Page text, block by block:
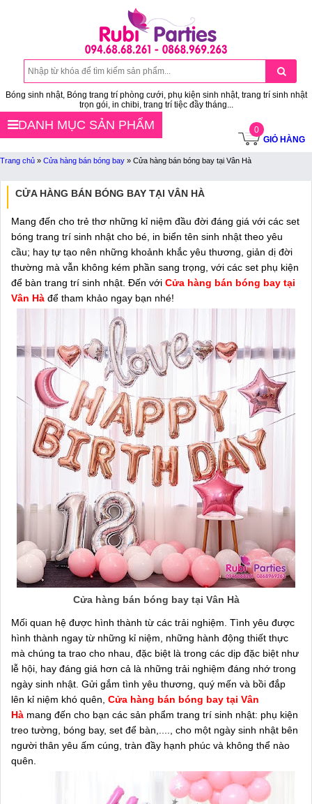
Bóng sinh nhật, Bóng trang trí phòng cưới, phụ kiện sinh nhật, trang trí sinh nhật
trọn gói, in chibi, trang trí tiệc đầy tháng...
0
GIỎ HÀNG
DANH MỤC SẢN PHẨM
Trang chủ » Cửa hàng bán bóng bay » Cửa hàng bán bóng bay tại Vân Hà
CỬA HÀNG BÁN BÓNG BAY TẠI VÂN HÀ
Mang đến cho trẻ thơ những kỉ niệm đầu đời đáng giá với các set
bóng trang trí sinh nhật cho bé, in biển tên sinh nhật theo yêu
cầu; hay tự tạo nên những khoảnh khắc yêu thương, giản dị đời
thường mà vẫn không kém phần sang trọng, với các set phụ kiện
để bàn trang trí sinh nhật. Đến với Cửa hàng bán bóng bay tại
Vân Hà để tham khảo ngay bạn nhé!
Cửa hàng bán bóng bay tại Vân Hà
Mối quan hệ được hình thành từ các trải nghiệm. Tình yêu được
hình thành ngay từ những kỉ niệm, những hành động thiết thực
mà chúng ta trao cho nhau, đặc biệt là trong các dịp đặc biệt như
lễ hội, hay đáng giá hơn cả là những trải nghiệm đáng nhớ trong
ngày sinh nhật. Gửi gắm tình yêu thương, quý mến và bồi đắp
lên kỉ niệm khó quên, Cửa hàng bán bóng bay tại Vân
Hà mang đến cho bạn các sản phẩm trang trí sinh nhật: phụ kiện
treo tường, bóng bay, set để bàn,...., cho một ngày sinh nhật bên
người thân yêu ấm cúng, tràn đầy hạnh phúc và không thể nào
quên.